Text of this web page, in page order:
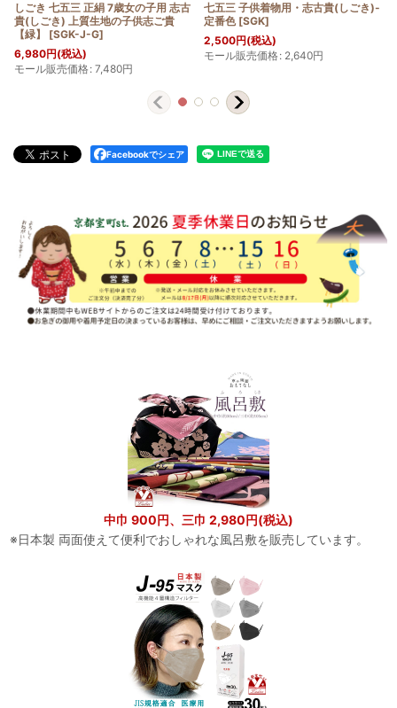
しごき 七五三 正絹 子供用の志古貴
(しごき) 定番の色【赤】 [SGK-D-R
3,650
円(税込)
モール販売価格
しごき 七五三 正絹 子供用の志古貴
(しごき) 定番の色【レモン】
D-L]
3,650円(税込)
Facebookでシェア
中巾 900円、三巾 2,980円(税込)
※日本製 両面使えて便利でおしゃれな風呂敷を販売しています。